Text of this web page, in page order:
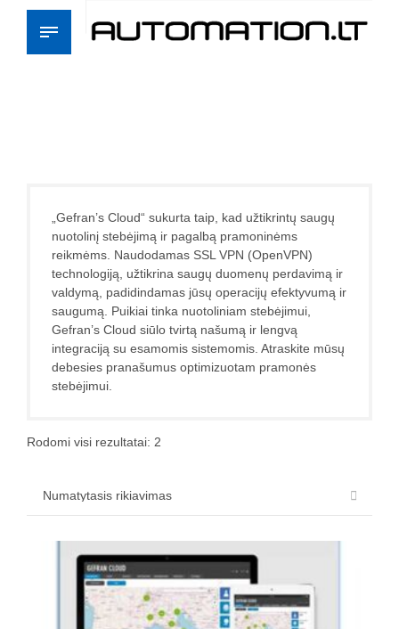
„Gefran’s Cloud“ sukurta taip, kad užtikrintų saugų
nuotolinį stebėjimą ir pagalbą pramoninėms
reikmėms. Naudodamas SSL VPN (OpenVPN)
technologiją, užtikrina saugų duomenų perdavimą ir
valdymą, padidindamas jūsų operacijų efektyvumą ir
saugumą. Puikiai tinka nuotoliniam stebėjimui,
Gefran’s Cloud siūlo tvirtą našumą ir lengvą
integraciją su esamomis sistemomis. Atraskite mūsų
debesies pranašumus optimizuotam pramonės
stebėjimui.
Rodomi visi rezultatai: 2